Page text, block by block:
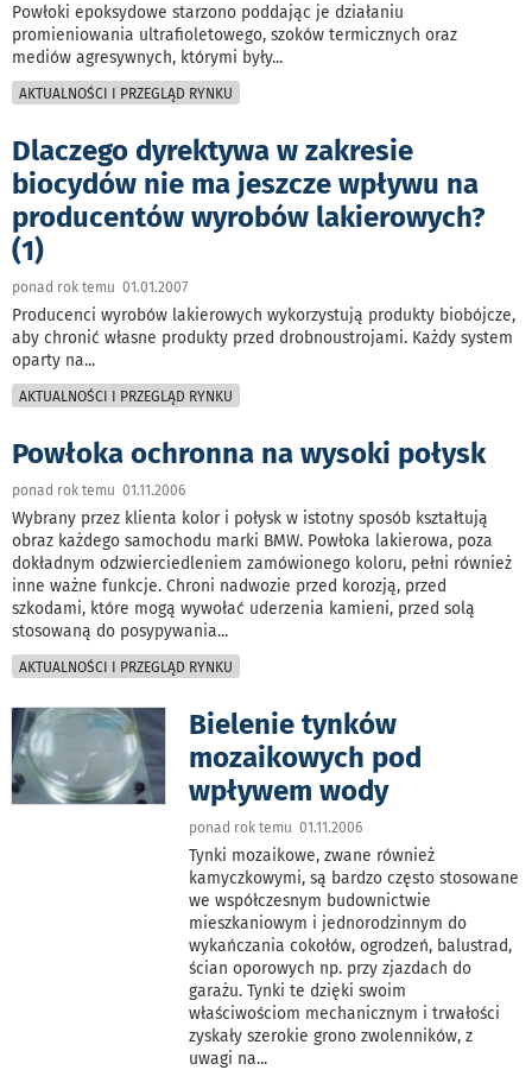
Powłoki epoksydowe starzono poddając je działaniu
promieniowania ultrafioletowego, szoków termicznych oraz
mediów agresywnych, którymi były...
AKTUALNOŚCI I PRZEGLĄD RYNKU
Dlaczego dyrektywa w zakresie
biocydów nie ma jeszcze wpływu na
producentów wyrobów lakierowych?
(1)
ponad rok temu 01.01.2007
Producenci wyrobów lakierowych wykorzystują produkty biobójcze,
aby chronić własne produkty przed drobnoustrojami. Każdy system
oparty na...
AKTUALNOŚCI I PRZEGLĄD RYNKU
Powłoka ochronna na wysoki połysk
ponad rok temu 01.11.2006
Wybrany przez klienta kolor i połysk w istotny sposób kształtują
obraz każdego samochodu marki BMW. Powłoka lakierowa, poza
dokładnym odzwierciedleniem zamówionego koloru, pełni również
inne ważne funkcje. Chroni nadwozie przed korozją, przed
szkodami, które mogą wywołać uderzenia kamieni, przed solą
stosowaną do posypywania...
AKTUALNOŚCI I PRZEGLĄD RYNKU
Bielenie tynków
mozaikowych pod
wpływem wody
ponad rok temu 01.11.2006
Tynki mozaikowe, zwane również
kamyczkowymi, są bardzo często stosowane
we współczesnym budownictwie
mieszkaniowym i jednorodzinnym do
wykańczania cokołów, ogrodzeń, balustrad,
ścian oporowych np. przy zjazdach do
garażu. Tynki te dzięki swoim
właściwościom mechanicznym i trwałości
zyskały szerokie grono zwolenników, z
uwagi na...